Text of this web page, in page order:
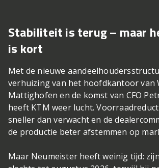
Stabiliteit is terug – maar
is kort
Met de nieuwe
verhuizing van het hoofdkantoor van
Mattighofen en de komst van CFO
heeft KTM weer lucht.
sneller dan verwacht en de
de productie beter afstemmen op
Maar Neumeister heeft weinig tijd: